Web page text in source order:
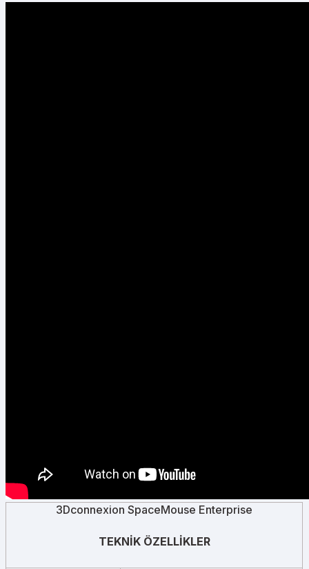
3Dconnexion SpaceMouse Enterprise
TEKNİK ÖZELLİKLER